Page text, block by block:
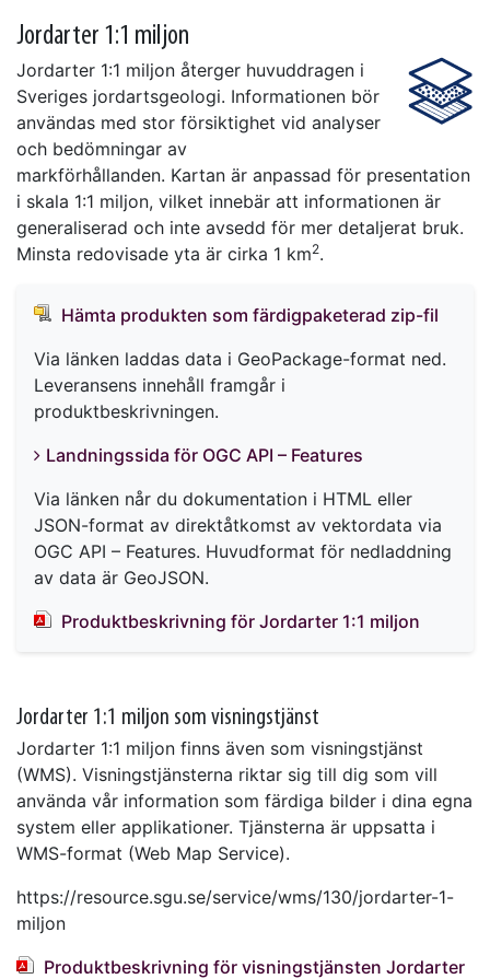
Jordarter 1:1 miljon
Jordarter 1:1 miljon återger huvuddragen i
Sveriges jordartsgeologi. Informationen bör
användas med stor försiktighet vid analyser
och bedömningar av
markförhållanden. Kartan är anpassad för presentation
i skala 1:1 miljon, vilket innebär att informationen är
generaliserad och inte avsedd för mer detaljerat bruk.
Minsta redovisade yta är cirka 1 km2.
Hämta produkten som färdigpaketerad zip-fil
Via länken laddas data i GeoPackage-format ned.
Leveransens innehåll framgår i
produktbeskrivningen.
Landningssida för OGC API – Features
Via länken når du dokumentation i HTML eller
JSON-format av direktåtkomst av vektordata via
OGC API – Features. Huvudformat för nedladdning
av data är GeoJSON.
Produktbeskrivning för Jordarter 1:1 miljon
Jordarter 1:1 miljon som visningstjänst
Jordarter 1:1 miljon finns även som visningstjänst
(WMS). Visningstjänsterna riktar sig till dig som vill
använda vår information som färdiga bilder i dina egna
system eller applikationer. Tjänsterna är uppsatta i
WMS-format (Web Map Service).
https://resource.sgu.se/service/wms/130/jordarter-1-
miljon
Produktbeskrivning för visningstjänsten Jordarter